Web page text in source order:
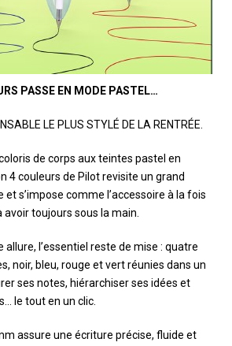
PASSE EN MODE PASTEL…
LE PLUS STYLÉ DE LA RENTRÉE.
de corps aux teintes pastel en
4 couleurs de Pilot revisite un grand
et s’impose comme l’accessoire à la fois
toujours sous la main.
allure, l’essentiel reste de mise : quatre
noir, bleu, rouge et vert réunies dans un
ses notes, hiérarchiser ses idées et
le tout en un clic.
assure une écriture précise, fluide et